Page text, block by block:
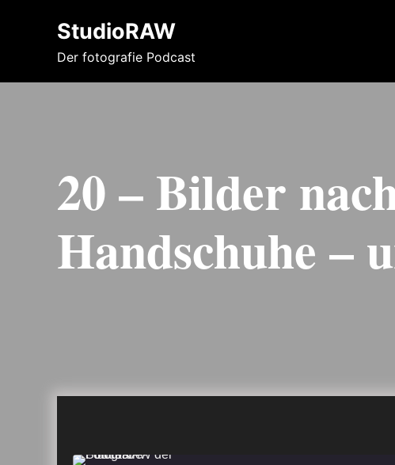
StudioRAW
Der fotografie Podcast
20 – Bilder
Handschuhe –